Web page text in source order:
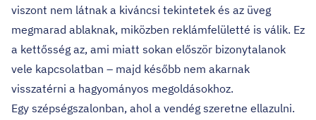
viszont nem látnak a kiváncsi tekintetek és az üveg
megmarad ablaknak, miközben reklámfelületté is válik. Ez
a kettősség az, ami miatt sokan először bizonytalanok
vele kapcsolatban – majd később nem akarnak
visszatérni a hagyományos megoldásokhoz.
Egy szépségszalonban, ahol a vendég szeretne ellazulni.